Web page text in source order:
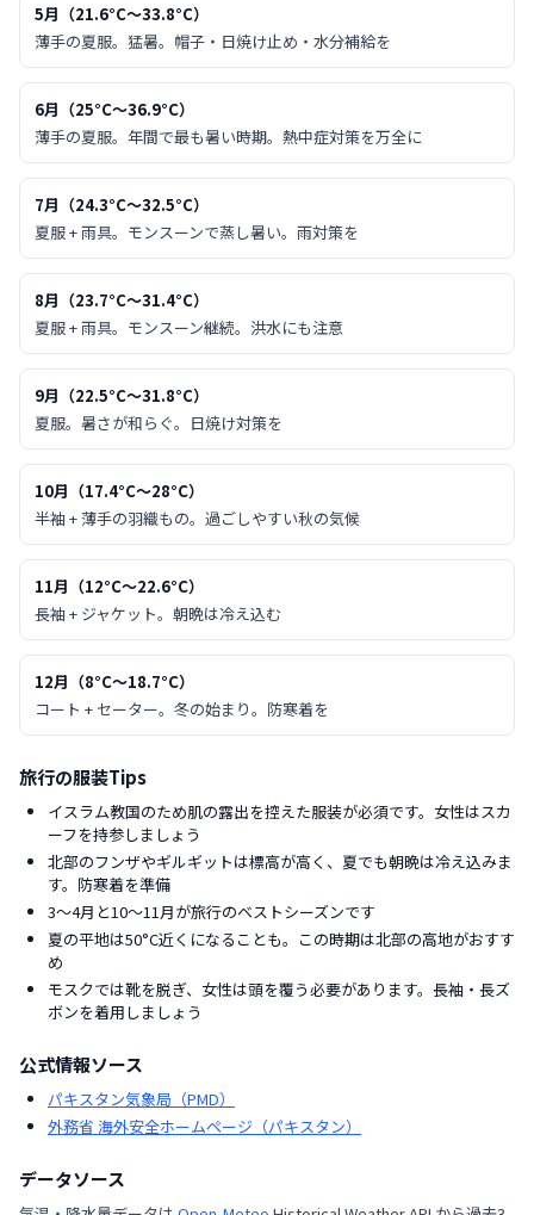
5月 （21.6°C〜33.8°C）
薄手の夏服。猛暑。帽子・日焼け止め・水分補給を
6月 （25°C〜36.9°C）
薄手の夏服。年間で最も暑い時期。熱中症対策を万全に
7月 （24.3°C〜32.5°C）
夏服 + 雨具。モンスーンで蒸し暑い。雨対策を
8月 （23.7°C〜31.4°C）
夏服 + 雨具。モンスーン継続。洪水にも注意
9月 （22.5°C〜31.8°C）
夏服。暑さが和らぐ。日焼け対策を
10月 （17.4°C〜28°C）
半袖 + 薄手の羽織もの。過ごしやすい秋の気候
11月 （12°C〜22.6°C）
長袖 + ジャケット。朝晩は冷え込む
12月 （8°C〜18.7°C）
コート + セーター。冬の始まり。防寒着を
旅行の服装Tips
イスラム教国のため肌の露出を控えた服装が必須です。女性はスカ
ーフを持参しましょう
北部のフンザやギルギットは標高が高く、夏でも朝晩は冷え込みま
す。防寒着を準備
3〜4月と10〜11月が旅行のベストシーズンです
夏の平地は50°C近くになることも。この時期は北部の高地がおすす
め
モスクでは靴を脱ぎ、女性は頭を覆う必要があります。長袖・長ズ
ボンを着用しましょう
公式情報ソース
パキスタン気象局（PMD）
外務省 海外安全ホームページ（パキスタン）
データソース